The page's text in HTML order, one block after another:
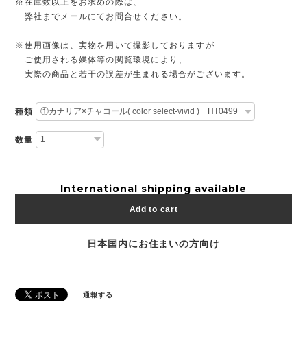
弊社までメールにてお問合せください。
※使用画像は、実物を用いて撮影しておりますが
ご使用される媒体等の閲覧環境により、
実際の商品と若干の誤差が生まれる場合がございます。
種類
数量
International shipping available
Add to cart
日本国内にお住まいの方向け
通報する